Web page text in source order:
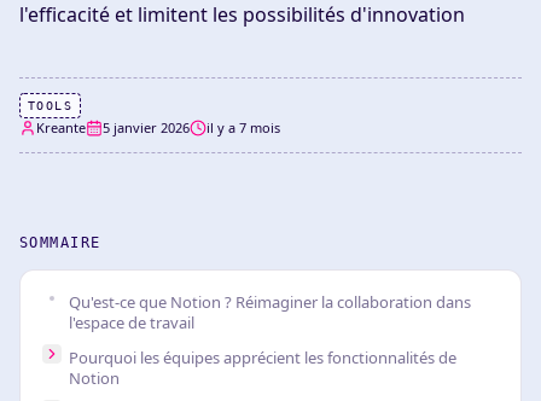
l'efficacité et limitent les possibilités d'innovation
TOOLS
Kreante 5 janvier 2026 il y a 7 mois
SOMMAIRE
Qu'est-ce que Notion ? Réimaginer la collaboration dans
l'espace de travail
Pourquoi les équipes apprécient les fonctionnalités de
Notion